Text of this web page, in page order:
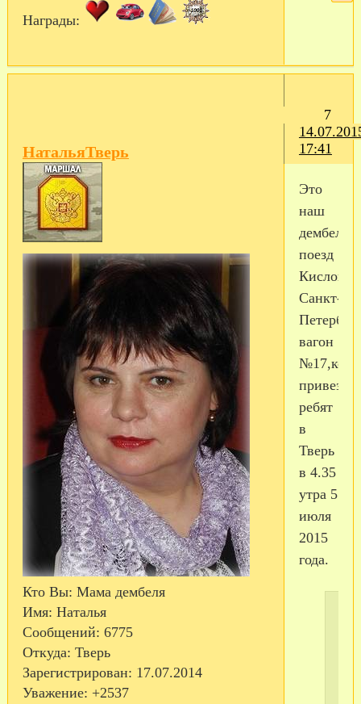
Награды:
7
17:41
НатальяТверь
Кто Вы: Мама дембеля
Имя: Наталья
Сообщений: 6775
Откуда: Тверь
Зарегистрирован: 17.07.2014
Уважение: +2537
Это
наш
поезд
Санкт-
вагон
привез
ребят
в
Тверь
в 4.35
утра 5
июля
2015
года.